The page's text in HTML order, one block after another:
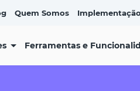
Quem Somos Implementação
Ferramentas e